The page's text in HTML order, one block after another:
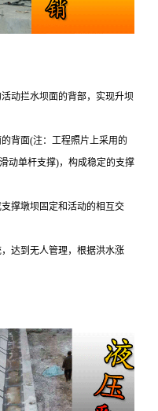
动拦水坝面的背部，实现升坝
背面(注：工程照片上采用的
动单杆支撑)，构成稳定的支撑
撑墩坝固定和活动的相互交
达到无人管理，根据洪水涨